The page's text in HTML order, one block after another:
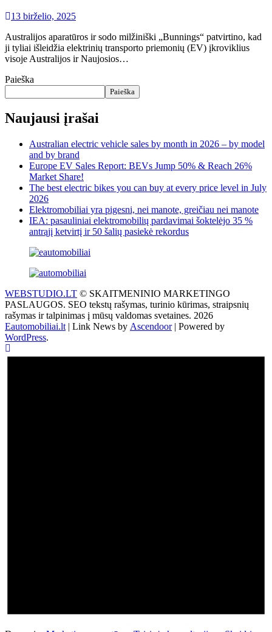
13 birželio, 2025
Australijos aparatūros ir sodo milžiniški „Bunnings“ patvirtino, kad
ji tyliai išleidžia elektrinių transporto priemonių (EV) įkroviklius
visoje Australijos ir Naujosios…
Paieška
Paieška
Naujausi įrašai
Australian electric vehicle sales by month in 2026 – by model
and by brand
Europe EV Sales Report: BEVs Jump 50% & Reach 26%
Market Share!
The best electric bikes you can buy at every price level in July
2026
Elektromobiliai yra pigesni, nei manote, greičiau nei manote
IEA: pasauliniai elektromobilių pardavimai šoktelėjo 35 %
antrąjį ketvirtį ir 50 šalių pasiekė rekordus
WEBSTUDIO.LT © SKAITMENINIO MARKETINGO
PASLAUGOS. SEO tekstų rašymas, turinio kūrimas, straipsnių
rašymas ir talpinimas į mūsų valdomas svetaines. 2026
Eautomobiliai.lt | Link News by Ascendoor| Powered by
WordPress.